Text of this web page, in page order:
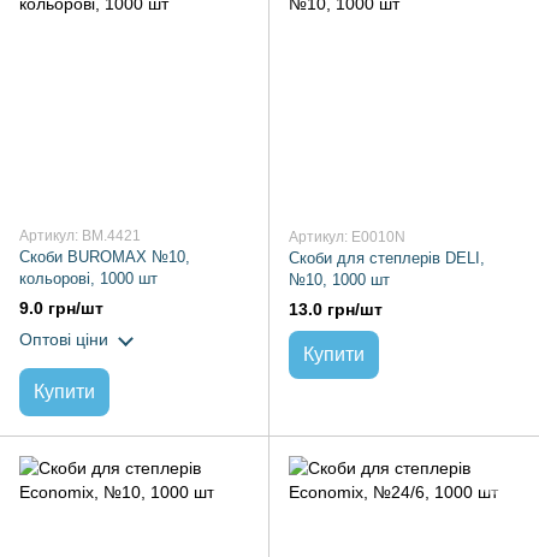
Артикул: BM.4421
Скоби BUROMAX №10,
кольорові, 1000 шт
9.0 грн/шт
Оптові ціни
Купити
Артикул: E0010N
Скоби для степлерів DELI,
№10, 1000 шт
13.0 грн/шт
Купити